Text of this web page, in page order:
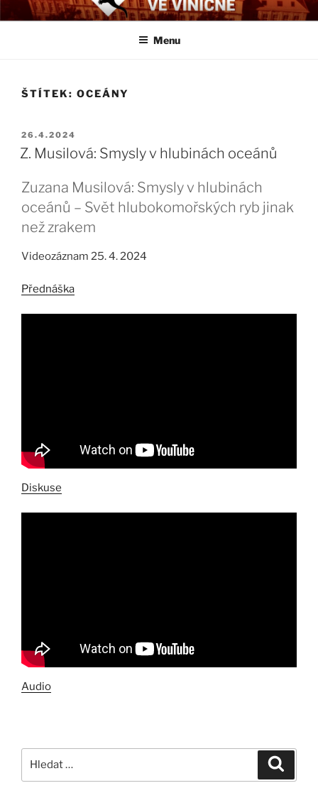
k
BIOLOGICKÉ ČTVRTKY VE
Určeno všem zájemcům o evoluci a obecnější biologická témata
Menu
ŠTÍTEK: OCEÁNY
PUBLIKOVÁNO
26.4.2024
Z. Musilová: Smysly v hlubinách oceánů
Zuzana Musilová: Smysly v hlubinách
oceánů – Svět hlubokomořských ryb jinak
než zrakem
Videozáznam 25. 4. 2024
Přednáška
Diskuse
Audio